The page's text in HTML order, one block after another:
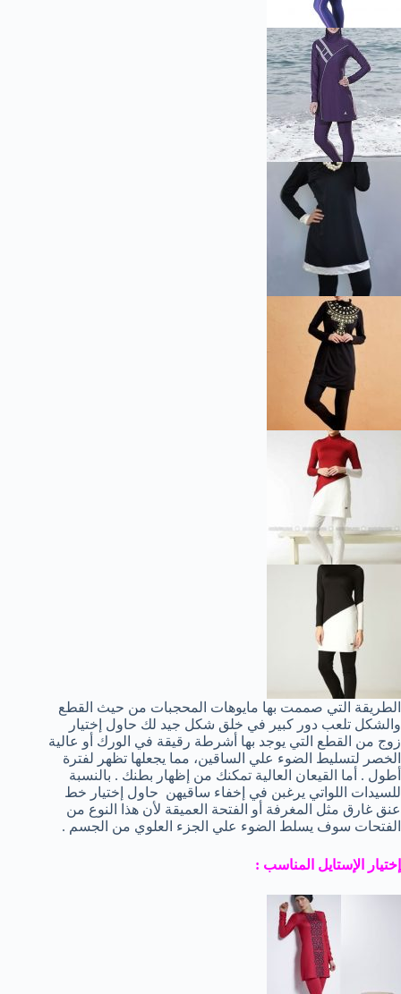
الطريقة التي صممت بها مايوهات المحجبات من حيث القطع
والشكل تلعب دور كبير في خلق شكل جيد لك حاول إختيار
زوج من القطع التي يوجد بها أشرطة رقيقة في الورك أو عالية
الخصر لتسليط الضوء علي الساقين، مما يجعلها تظهر لفترة
أطول . أما القيعان العالية تمكنك من إظهار بطنك . بالنسبة
للسيدات اللواتي يرغبن في إخفاء ساقيهن حاول إختيار خط
عنق غارق مثل المغرفة أو الفتحة العميقة لأن هذا النوع من
الفتحات سوف يسلط الضوء علي الجزء العلوي من الجسم .
إختيار الإستايل المناسب :